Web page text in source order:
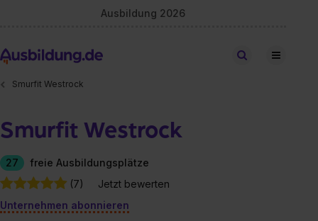
Ausbildung 2026
Stellen finden
Smurfit Westrock
Smurfit Westrock
27
freie Ausbildungsplätze
(7)
Jetzt bewerten
Unternehmen abonnieren